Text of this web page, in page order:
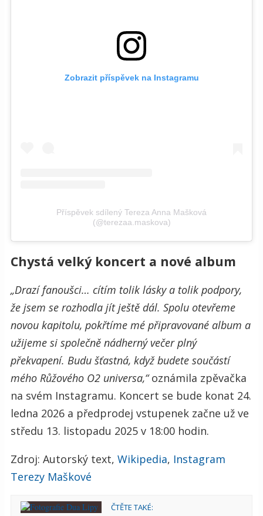
Zobrazit příspěvek na Instagramu
Příspěvek sdílený Tereza Anna Mašková
(@terezaa.maskova)
Chystá velký koncert a nové album
„Drazí fanoušci… cítím tolik lásky a tolik podpory,
že jsem se rozhodla jít ještě dál. Spolu otevřeme
novou kapitolu, pokřtíme mé připravované album a
užijeme si společně nádherný večer plný
překvapení. Budu šťastná, když budete součástí
mého Růžového O2 universa,“oznámila zpěvačka
na svém Instagramu. Koncert se bude konat 24.
ledna 2026 a předprodej vstupenek začne už ve
středu 13. listopadu 2025 v 18:00 hodin.
Zdroj: Autorský text, Wikipedia, Instagram
Terezy Maškové
ČTĚTE TAKÉ: